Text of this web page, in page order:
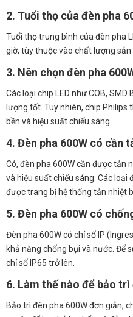
2. Tuổi thọ của đèn pha
Tuổi thọ trung bình của đèn pha
giờ, tùy thuộc vào chất lượng
3. Nên chọn đèn pha
Các loại chip LED như COB,
lượng tốt. Tuy nhiên, chip
bền và hiệu suất chiếu sáng.
4. Đèn pha 600W có cần
Có, đèn pha 600W cần được tản
và hiệu suất chiếu sáng. Các
được trang bị hệ thống tản nhiệt
5. Đèn pha 600W có
Đèn pha 600W có chỉ số IP
khả năng chống bụi và nước. Để
chỉ số IP65 trở lên.
6. Làm thế nào để bảo trì
Bảo trì đèn pha 600W đơn giản,